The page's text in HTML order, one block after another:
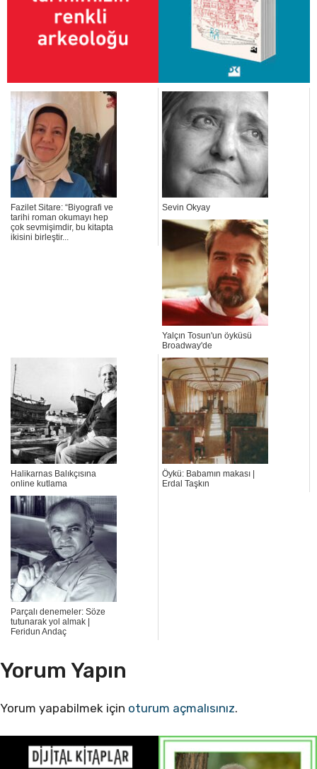
Fazilet Sitare: “Biyografi ve
tarihi roman okumayı hep
çok sevmişimdir, bu kitapta
ikisini birleştir...
Sevin Okyay
Yalçın Tosun'un öyküsü
Broadway'de
Halikarnas Balıkçısına
online kutlama
Öykü: Babamın makası |
Erdal Taşkın
Parçalı denemeler: Söze
tutunarak yol almak |
Feridun Andaç
Yorum Yapın
Yorum yapabilmek için oturum açmalısınız.